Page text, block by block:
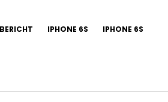
IPHONE 6S
IPHONE 6S